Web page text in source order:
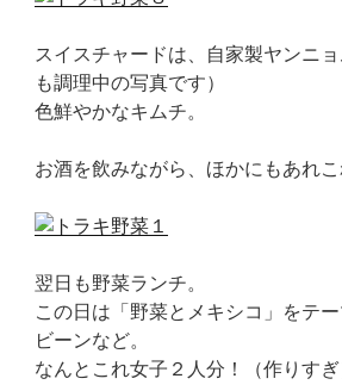
スイスチャードは、自家製ヤンニ
も調理中の写真です）
色鮮やかなキムチ。
お酒を飲みながら、ほかにもあれこ
翌日も野菜ランチ。
この日は「野菜とメキシコ」をテ
ビーンなど。
なんとこれ女子２人分！（作りすぎ